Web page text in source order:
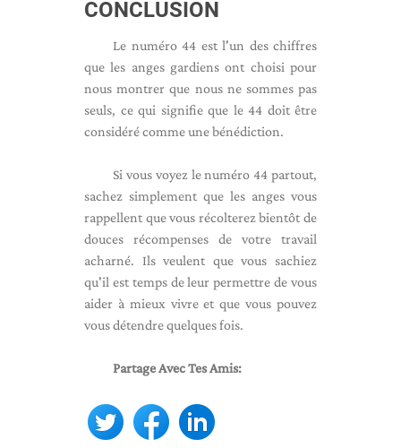
CONCLUSION
Le numéro 44 est l'un des chiffres
que les anges gardiens ont choisi pour
nous montrer que nous ne sommes pas
seuls, ce qui signifie que le 44 doit être
considéré comme une bénédiction.
Si vous voyez le numéro 44 partout,
sachez simplement que les anges vous
rappellent que vous récolterez bientôt de
douces récompenses de votre travail
acharné. Ils veulent que vous sachiez
qu'il est temps de leur permettre de vous
aider à mieux vivre et que vous pouvez
vous détendre quelques fois.
Partage Avec Tes Amis: